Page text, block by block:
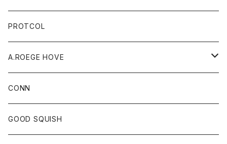
PROTCOL
A.ROEGE HOVE
CONN
CONN
GOOD SQUISH